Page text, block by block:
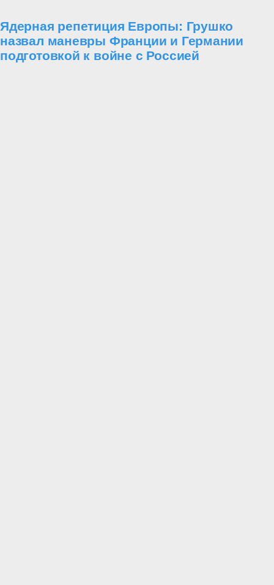
Ядерная репетиция Европы: Грушко
назвал маневры Франции и Германии
подготовкой к войне с Россией